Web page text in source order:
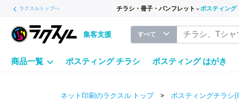
ラクスルトップへ チラシ・冊子・パンフレット ポスティング
集客支援 すべて
商品一覧 ポスティング チラシ ポスティング はがき
ネット印刷のラクスル トップ ポスティングチラシ